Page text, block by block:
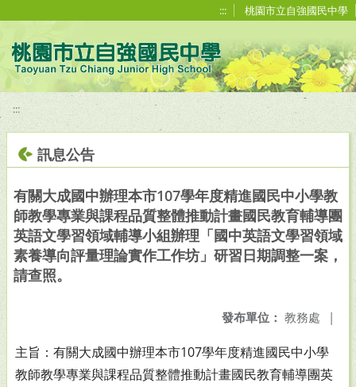
::: 桃園市立自強國民中學
:::
訊息公告
有關大成國中辦理本市107學年度精進國民中小學教
師教學專業與課程品質整體推動計畫國民教育輔導團
英語文學習領域輔導小組辦理「國中英語文學習領域
素養導向評量理論實作工作坊」研習日期調整一案，
請查照。
發布單位： 教務處 |
主旨：有關大成國中辦理本市107學年度精進國民中小學
教師教學專業與課程品質整體推動計畫國民教育輔導團英